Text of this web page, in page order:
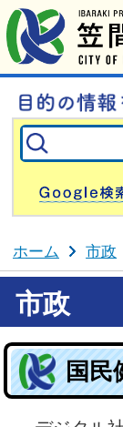
ホーム 市政
市政
国民